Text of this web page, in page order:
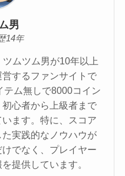
男
14年
ツムツム男が10年以上
するファンサイトで
ム無しで8000コイン
心者から上級者まで
ます。特に、スコア
実践的なノウハウが
でなく、プレイヤー
提供しています。